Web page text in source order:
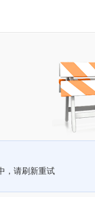
，请刷新重试